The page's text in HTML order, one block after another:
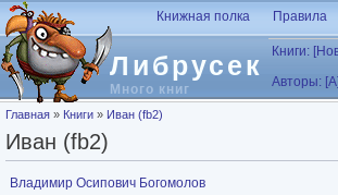
Перейти к основному содержанию
Либрусек
Много книг
Книжная полка Правила
Книги:
Авторы: [А]
Вы здесь
Главная » Книги » Иван (fb2)
Иван (fb2)
Владимир Осипович Богомолов